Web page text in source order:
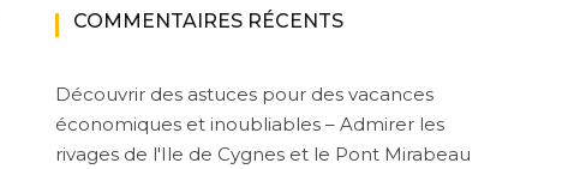
COMMENTAIRES RÉCENTS
Découvrir des astuces pour des vacances
économiques et inoubliables – Admirer les
rivages de l'Ile de Cygnes et le Pont Mirabeau